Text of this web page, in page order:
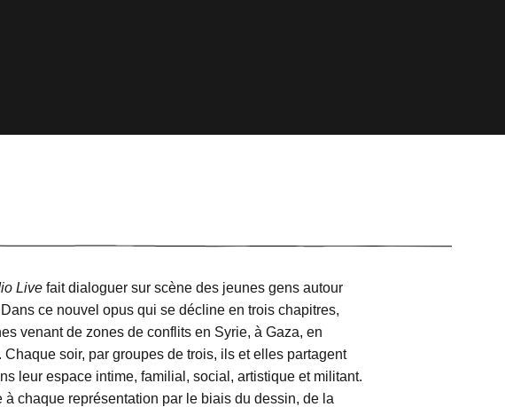
Livefait dialoguer sur scène des jeunes gens autour
ce nouvel opus qui se décline en trois chapitres,
venant de zones de conflits en Syrie, à Gaza, en
soir, par groupes de trois, ils et elles partagent
leur espace intime, familial, social, artistique et militant.
chaque représentation par le biais du dessin, de la